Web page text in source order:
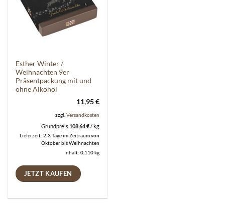
Esther Winter /
Weihnachten 9er
Präsentpackung mit und
ohne Alkohol
11,95€
zzgl. Versandkosten
Grundpreis 108,64€/ kg
Lieferzeit: 2-3 Tage im Zeitraum von
Oktober bis Weihnachten
Inhalt: 0,110kg
JETZT KAUFEN